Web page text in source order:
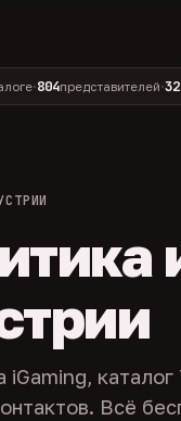
представителей•325
iGaming,
Всё